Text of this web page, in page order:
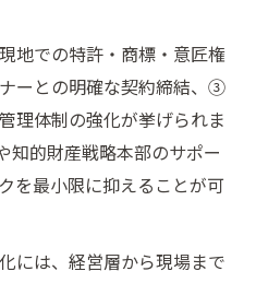
地での特許・商標・意匠権
ーとの明確な契約締結、③
理体制の強化が挙げられま
知的財産戦略本部のサポー
を最小限に抑えることが可
には、経営層から現場まで